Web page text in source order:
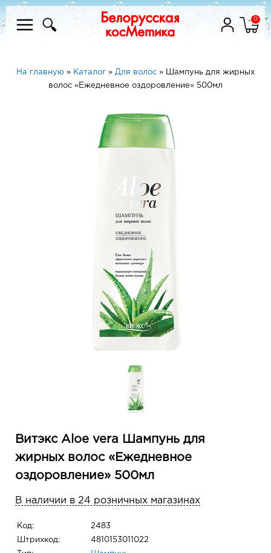
0
На главную » Каталог » Для волос »
Шампунь для жирных
волос «Ежедневное оздоровление» 500мл
Витэкс Aloe vera Шампунь для
жирных волос «Ежедневное
оздоровление» 500мл
В наличии в 24 розничных магазинах
Код: 2483
Штрихкод: 4810153011022